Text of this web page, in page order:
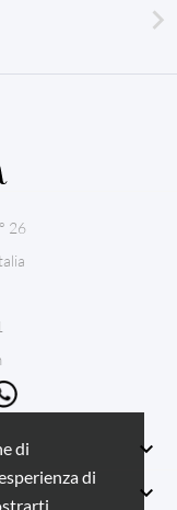
di
di

26

